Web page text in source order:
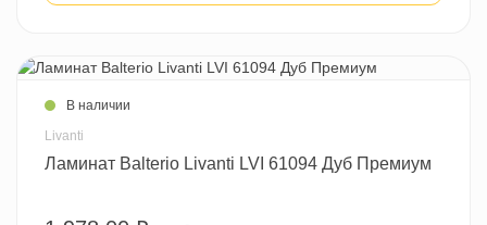
В наличии
Livanti
Ламинат Balterio Livanti LVI 61094 Дуб Премиум